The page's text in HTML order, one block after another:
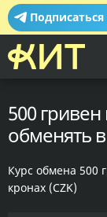
Подписаться
500
обменять
Курс обмена 500
кронах (CZK)